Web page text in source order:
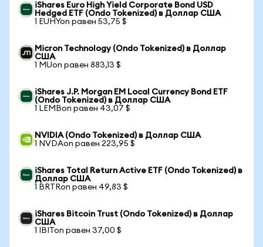
iShares Euro High Yield Corporate Bond USD
Hedged ETF (Ondo Tokenized) в Доллар США
1 EUHYon равен 53,75 $
Micron Technology (Ondo Tokenized) в Доллар
США
1 MUon равен 883,13 $
iShares J.P. Morgan EM Local Currency Bond ETF
(Ondo Tokenized) в Доллар США
1 LEMBon равен 43,07 $
NVIDIA (Ondo Tokenized) в Доллар США
1 NVDAon равен 223,95 $
iShares Total Return Active ETF (Ondo Tokenized) в
Доллар США
1 BRTRon равен 49,83 $
iShares Bitcoin Trust (Ondo Tokenized) в Доллар
США
1 IBITon равен 37,00 $